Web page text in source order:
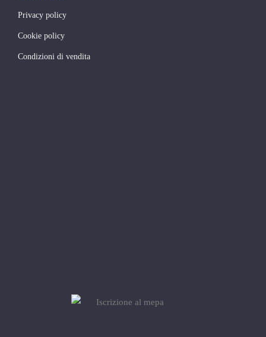
Privacy policy
Cookie policy
Condizioni di vendita